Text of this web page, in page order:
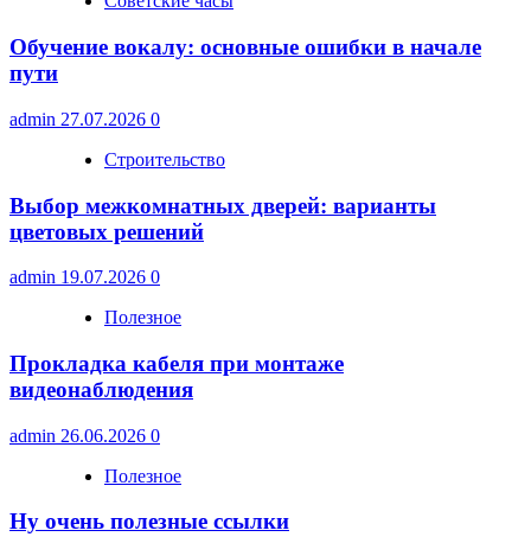
Обучение вокалу: основные ошибки в начале
пути
admin 27.07.2026 0
Строительство
Выбор межкомнатных дверей: варианты
цветовых решений
admin 19.07.2026 0
Полезное
Прокладка кабеля при монтаже
видеонаблюдения
admin 26.06.2026 0
Полезное
Ну очень полезные ссылки